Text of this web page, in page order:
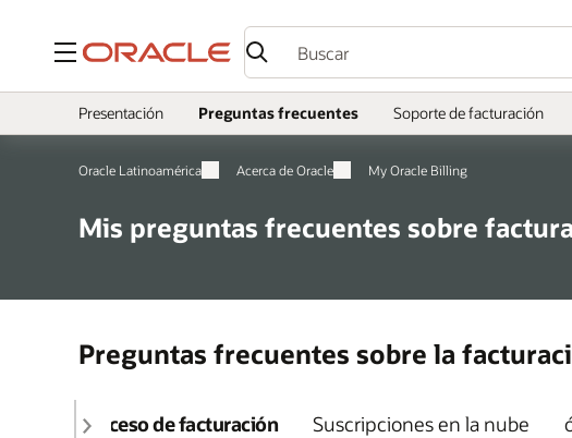
Menú
Presentación Preguntas frecuentes Soporte de facturación
Oracle Latinoamérica Acerca de Oracle My Oracle Billing
Mis preguntas frecuentes sobre
Preguntas frecuentes sobre la
Proceso de facturación Suscripciones en la nube